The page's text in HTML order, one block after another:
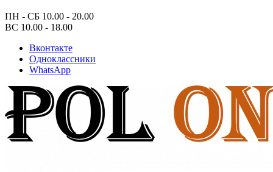
ПН - СБ 10.00 - 20.00
ВС 10.00 - 18.00
Вконтакте
Одноклассники
WhatsApp